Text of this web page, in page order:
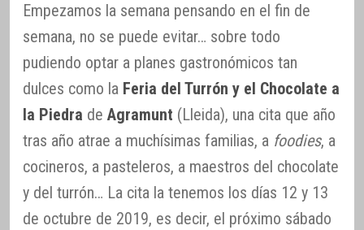
Empezamos la semana pensando en el fin de
semana, no se puede evitar… sobre todo
pudiendo optar a planes gastronómicos tan
dulces como la Feria del Turrón y el Chocolate a
la Piedra de Agramunt (Lleida), una cita que año
tras año atrae a muchísimas familias, a foodies, a
cocineros, a pasteleros, a maestros del chocolate
y del turrón… La cita la tenemos los días 12 y 13
de octubre de 2019, es decir, el próximo sábado